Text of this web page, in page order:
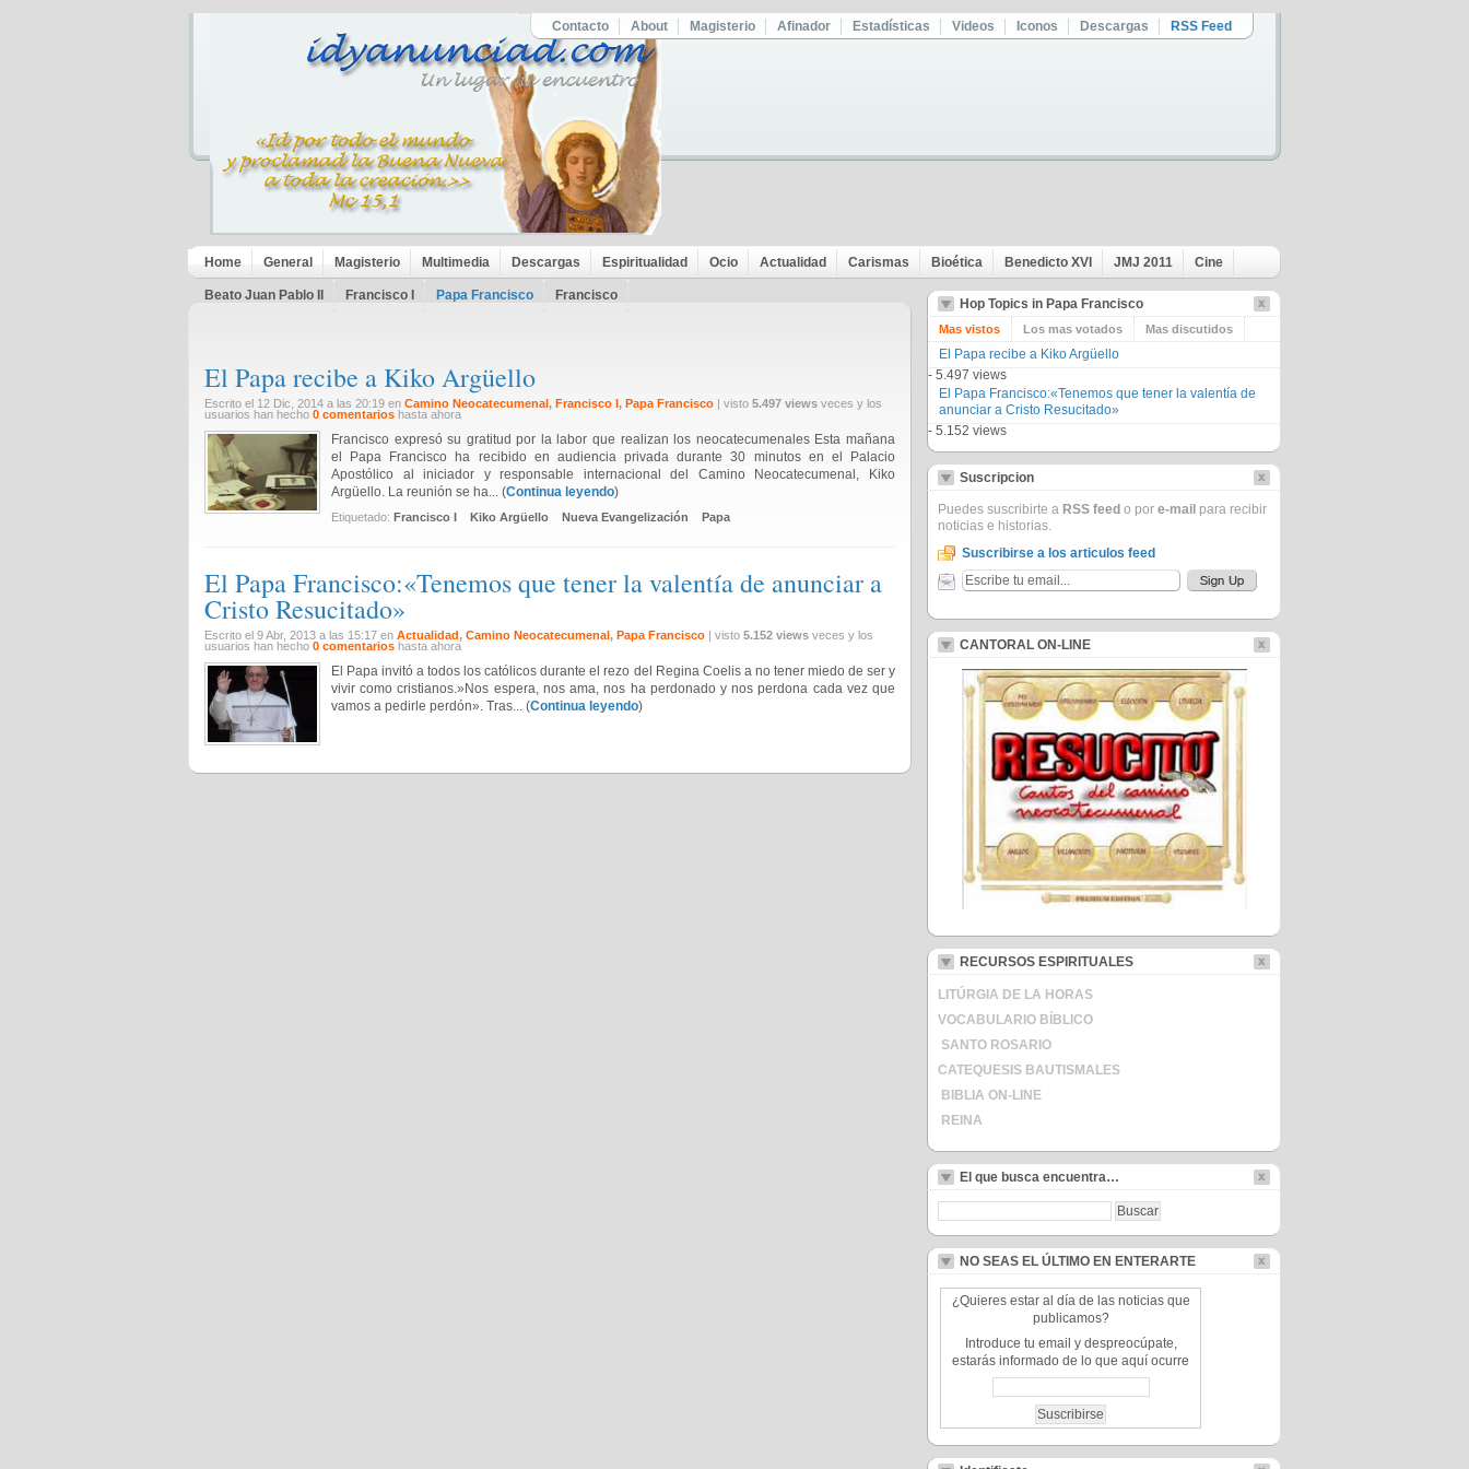
Contacto About Magisterio Afinador Estadísticas Videos Iconos Descargas RSS Feed
Home General Magisterio Multimedia Descargas Espiritualidad Ocio Actualidad Carismas Bioética Benedicto XVI JMJ 2011 Cine
Beato Juan Pablo II Francisco I Papa Francisco Francisco
El Papa recibe a Kiko Argüello
Escrito el 12 Dic, 2014 a las 20:19 en Camino Neocatecumenal, Francisco I, Papa Francisco | visto 5.497 views veces y los
usuarios han hecho 0 comentarios hasta ahora
Francisco expresó su gratitud por la labor que realizan los neocatecumenales Esta mañana
el Papa Francisco ha recibido en audiencia privada durante 30 minutos en el Palacio
Apostólico al iniciador y responsable internacional del Camino Neocatecumenal, Kiko
Argüello. La reunión se ha... (Continua leyendo)
Etiquetado: Francisco I Kiko Argüello Nueva Evangelización Papa
El Papa Francisco:«Tenemos que tener la valentía de anunciar a
Cristo Resucitado»
Escrito el 9 Abr, 2013 a las 15:17 en Actualidad, Camino Neocatecumenal, Papa Francisco | visto 5.152 views veces y los
usuarios han hecho 0 comentarios hasta ahora
El Papa invitó a todos los católicos durante el rezo del Regina Coelis a no tener miedo de ser y
vivir como cristianos.»Nos espera, nos ama, nos ha perdonado y nos perdona cada vez que
vamos a pedirle perdón». Tras... (Continua leyendo)
Hop Topics in Papa Francisco
Mas vistos Los mas votados Mas discutidos
El Papa recibe a Kiko Argüello
- 5.497 views
El Papa Francisco:«Tenemos que tener la valentía de
anunciar a Cristo Resucitado»
- 5.152 views
Suscripcion
Puedes suscribirte a RSS feed o por e-mail para recibir
noticias e historias.
Suscribirse a los articulos feed
CANTORAL ON-LINE
RECURSOS ESPIRITUALES
LITÚRGIA DE LA HORAS
VOCABULARIO BÍBLICO
SANTO ROSARIO
CATEQUESIS BAUTISMALES
BIBLIA ON-LINE
REINA
El que busca encuentra…
NO SEAS EL ÚLTIMO EN ENTERARTE
¿Quieres estar al día de las noticias que
publicamos?
Introduce tu email y despreocúpate,
estarás informado de lo que aquí ocurre